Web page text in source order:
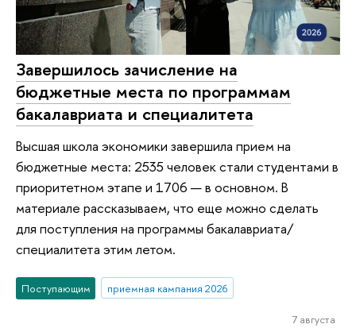
Завершилось зачисление на
бюджетные места по программам
бакалавриата и специалитета
Высшая школа экономики завершила прием на
бюджетные места: 2535 человек стали студентами в
приоритетном этапе и 1706 — в основном. В
материале рассказываем, что еще можно сделать
для поступления на программы бакалавриата/
специалитета этим летом.
Поступающим приемная кампания 2026
7 августа